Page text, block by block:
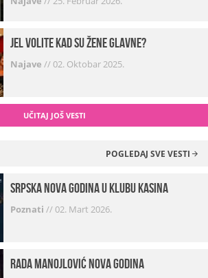
Jel volite kad su žene glavne?
Najave //02. Oktobar 2025.
UČITAJ JOŠ VESTI
POGLEDAJ SVE VESTI
Srpska Nova godina u klubu Kasina
Poznati //02. Mart 2026.
Rada Manojlović Nova godina